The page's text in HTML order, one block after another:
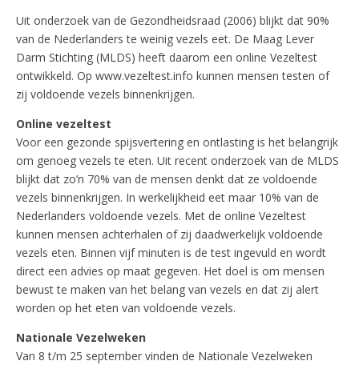
Uit onderzoek van de Gezondheidsraad (2006) blijkt dat 90%
van de Nederlanders te weinig vezels eet. De Maag Lever
Darm Stichting (MLDS) heeft daarom een online Vezeltest
ontwikkeld. Op www.vezeltest.info kunnen mensen testen of
zij voldoende vezels binnenkrijgen.
Online vezeltest
Voor een gezonde spijsvertering en ontlasting is het belangrijk
om genoeg vezels te eten. Uit recent onderzoek van de MLDS
blijkt dat zo’n 70% van de mensen denkt dat ze voldoende
vezels binnenkrijgen. In werkelijkheid eet maar 10% van de
Nederlanders voldoende vezels. Met de online Vezeltest
kunnen mensen achterhalen of zij daadwerkelijk voldoende
vezels eten. Binnen vijf minuten is de test ingevuld en wordt
direct een advies op maat gegeven. Het doel is om mensen
bewust te maken van het belang van vezels en dat zij alert
worden op het eten van voldoende vezels.
Nationale Vezelweken
Van 8 t/m 25 september vinden de Nationale Vezelweken